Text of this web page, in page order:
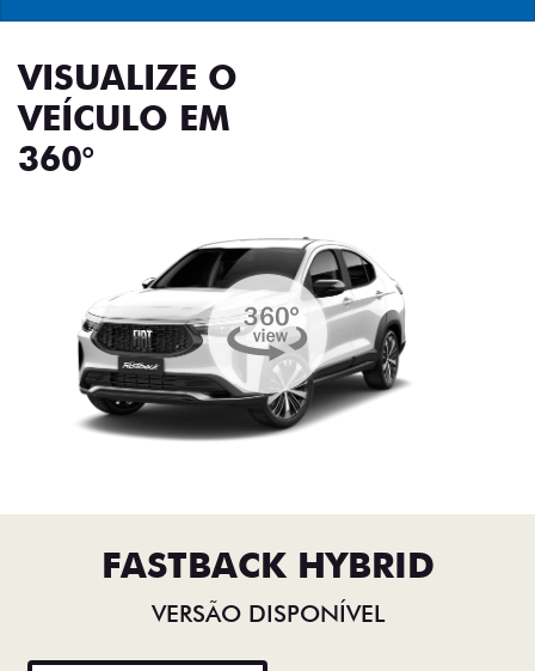
VISUALIZE O
VEÍCULO EM
360°
FASTBACK HYBRID
VERSÃO DISPONÍVEL